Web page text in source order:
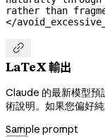
rather than
</

LaTeX 輸出
Claude 的最新模型預
術說明。如果您偏好
Sample prompt